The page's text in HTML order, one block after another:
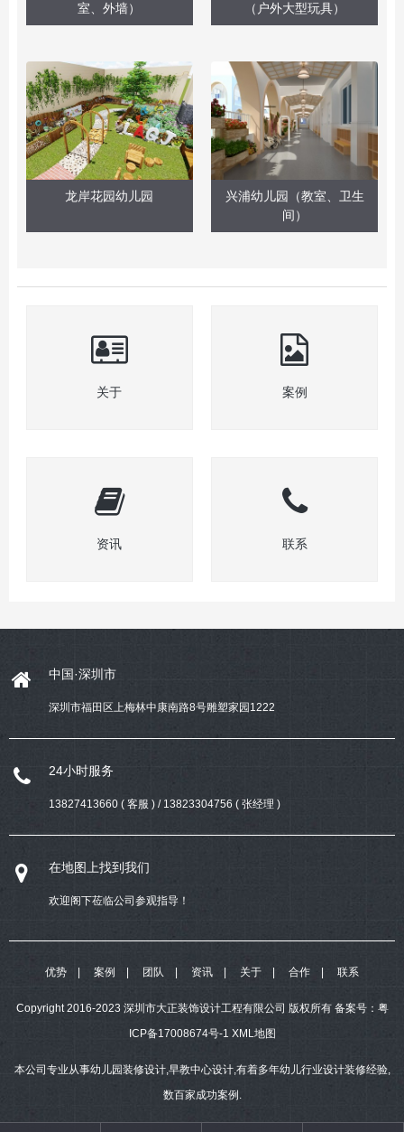
室、外墙）
（户外大型玩具）
龙岸花园幼儿园
兴浦幼儿园（教室、卫生
间）
关于 案例
资讯 联系
中国·深圳市
深圳市福田区上梅林中康南路8号雕塑家园1222
24小时服务
13827413660 ( 客服 ) / 13823304756 ( 张经理 )
在地图上找到我们
欢迎阁下莅临公司参观指导！
优势 案例 团队 资讯 关于 合作 联系
Copyright 2016-2023 深圳市大正装饰设计工程有限公司 版权所有 备案号： 粤
ICP备17008674号-1 XML地图
本公司专业从事幼儿园装修设计,早教中心设计,有着多年幼儿行业设计装修经验,
数百家成功案例.